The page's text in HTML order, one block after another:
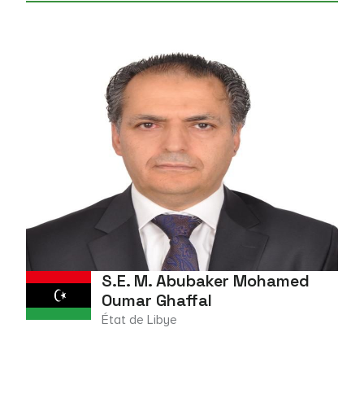
S.E. M. Abubaker Mohamed
Oumar Ghaffal
État de Libye